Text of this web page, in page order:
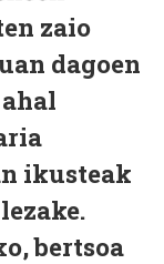
zaio
dagoen
ikusteak
bertsoa